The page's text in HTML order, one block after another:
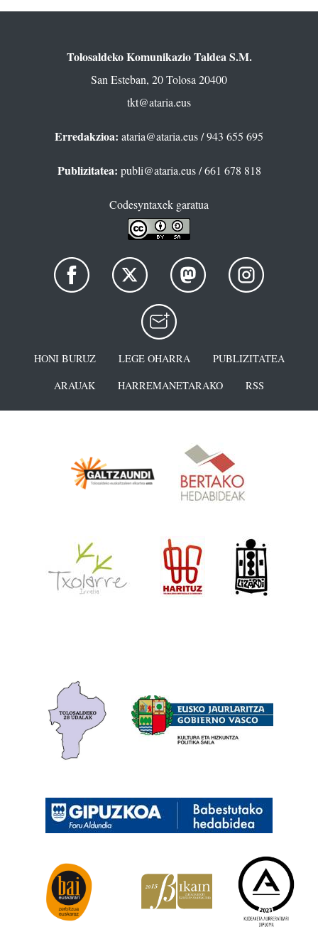
Tolosaldeko Komunikazio Taldea S.M.
San Esteban, 20 Tolosa 20400
tkt@ataria.eus
Erredakzioa: ataria@ataria.eus/ 943 655 695
Publizitatea: publi@ataria.eus/ 661 678 818
Codesyntaxek garatua
HONI BURUZ LEGE OHARRA
PUBLIZITATEA
ARAUAK
HARREMANETARAKO RSS